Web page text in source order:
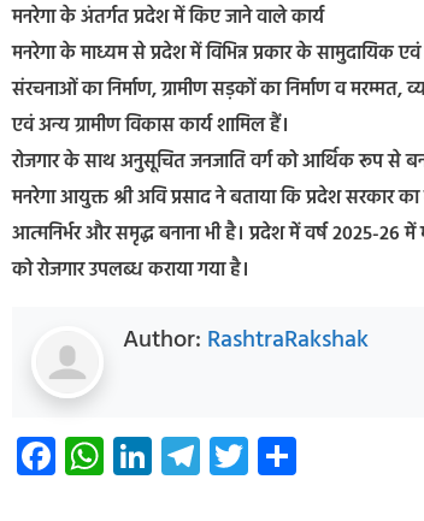
मनरेगा के अंतर्गत प्रदेश में किए जाने वाले कार्य
मनरेगा के माध्यम से प्रदेश में विभिन्न प्रकार के सामुदायिक
संरचनाओं का निर्माण, ग्रामीण सड़कों का निर्माण व
एवं अन्य ग्रामीण विकास कार्य शामिल हैं।
रोजगार के साथ अनुसूचित जनजाति वर्ग को आर्थिक रूप से
मनरेगा आयुक्त श्री अवि प्रसाद ने बताया कि प्रदेश सरकार
आत्मनिर्भर और समृद्ध बनाना भी है। प्रदेश में वर्ष 2025-
को रोजगार उपलब्ध कराया गया है।
Author: RashtraRakshak
Facebook
WhatsApp
LinkedIn
Telegram
Twitter